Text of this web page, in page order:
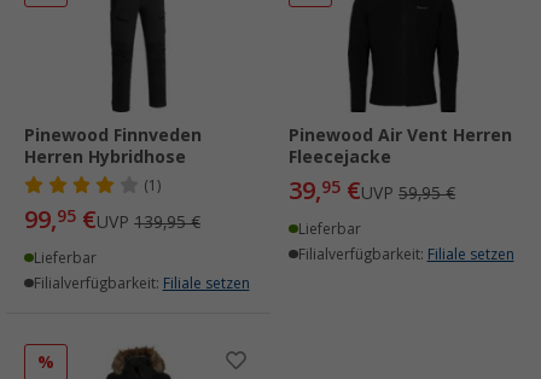
Pinewood Finnveden
Herren Hybridhose
(1)
99,95 €UVP 139,95 €
Lieferbar
Filialverfügbarkeit: Filiale setzen
Pinewood Air Vent Herren
Fleecejacke
39,95 €UVP 59,95 €
Lieferbar
Filialverfügbarkeit: Filiale setzen
%